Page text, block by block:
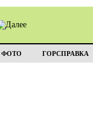
ФОТО ГОРСПРАВКА